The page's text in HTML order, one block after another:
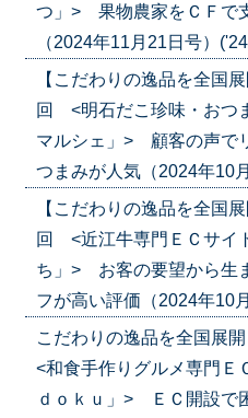
つ」> 果物農家をＣＦで
（2024年11月21日号）
【こだわりの逸品を全国
回 <明石だこ珍味・おつ
マルシェ」> 顧客の声で
つまみが人気（2024年10
【こだわりの逸品を全国
回 <近江牛専門ＥＣサイ
ち」> お客の要望から生
フが高い評価（2024年10
こだわりの逸品を全国展
<和食手作りグルメ専門Ｅ
ｄｏｋｕ」> ＥＣ開設で